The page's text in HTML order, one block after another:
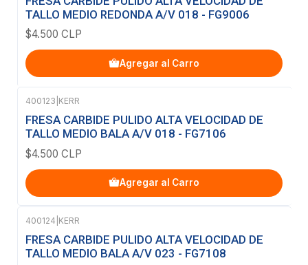
TALLO MEDIO REDONDA A/V 018 - FG9006
$4.500 CLP
Agregar al Carro
400123 KERR
FRESA CARBIDE PULIDO ALTA VELOCIDAD DE
TALLO MEDIO BALA A/V 018 - FG7106
$4.500 CLP
Agregar al Carro
400124 KERR
FRESA CARBIDE PULIDO ALTA VELOCIDAD DE
TALLO MEDIO BALA A/V 023 - FG7108